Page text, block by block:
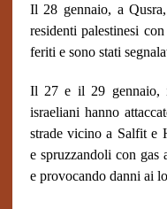
Il 28 gennaio, a
residenti palestinesi
feriti e sono stati
Il 27 e il 29 gennaio,
israeliani hanno
strade vicino a Salfit e
e spruzzandoli con gas
e provocando danni ai